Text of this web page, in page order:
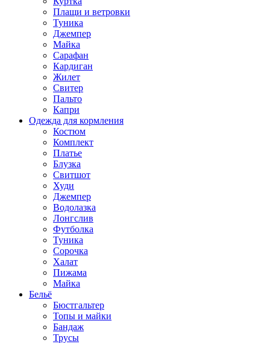
Плащи и ветровки
Туника
Джемпер
Майка
Сарафан
Кардиган
Жилет
Свитер
Пальто
Капри
Одежда для кормления
Костюм
Комплект
Платье
Блузка
Свитшот
Худи
Джемпер
Водолазка
Лонгслив
Футболка
Туника
Сорочка
Халат
Пижама
Майка
Бельё
Бюстгальтер
Топы и майки
Бандаж
Трусы